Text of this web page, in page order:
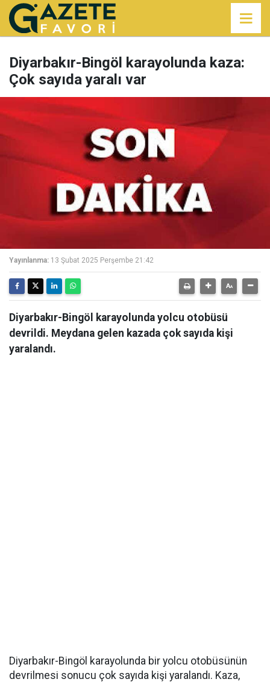
Diyarbakır-Bingöl karayolunda kaza:
Çok sayıda yaralı var
Yayınlanma: 13 Şubat 2025 Perşembe 21:42
Diyarbakır-Bingöl karayolunda yolcu otobüsü
devrildi. Meydana gelen kazada çok sayıda kişi
yaralandı.
Diyarbakır-Bingöl karayolunda bir yolcu otobüsünün
devrilmesi sonucu çok sayıda kişi yaralandı. Kaza,